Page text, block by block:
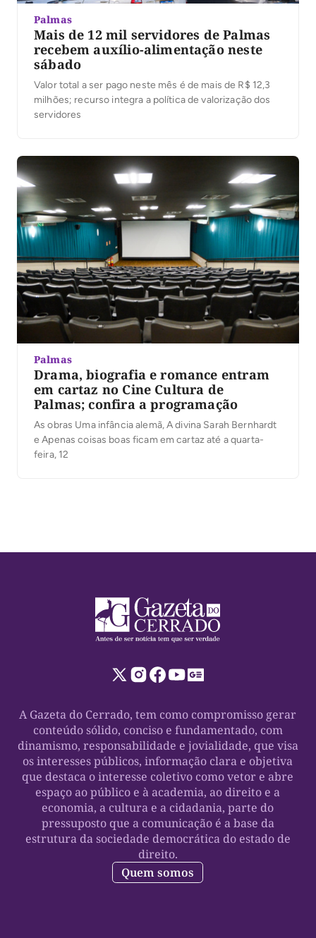
Palmas
Mais de 12 mil servidores de Palmas
recebem auxílio-alimentação neste
sábado
Valor total a ser pago neste mês é de mais de R$ 12,3
milhões; recurso integra a política de valorização dos
servidores
Palmas
Drama, biografia e romance entram
em cartaz no Cine Cultura de
Palmas; confira a programação
As obras Uma infância alemã, A divina Sarah Bernhardt
e Apenas coisas boas ficam em cartaz até a quarta-
feira, 12
A Gazeta do Cerrado, tem como compromisso gerar
conteúdo sólido, conciso e fundamentado, com
dinamismo, responsabilidade e jovialidade, que visa
os interesses públicos, informação clara e objetiva
que destaca o interesse coletivo como vetor e abre
espaço ao público e à academia, ao direito e a
economia, a cultura e a cidadania, parte do
pressuposto que a comunicação é a base da
estrutura da sociedade democrática do estado de
direito.
Quem somos